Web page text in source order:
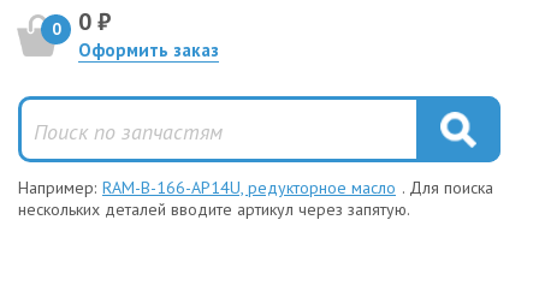
0 0 ₽
Оформить заказ
Например: RAM-B-166-AP14U, редукторное масло . Для поиска
нескольких деталей вводите артикул через запятую.